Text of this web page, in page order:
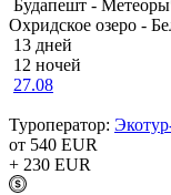
Будапешт -
Охридское озеро -
13 дней
12 ночей
27.08
Туроператор:
от 540 EUR
+ 230 EUR